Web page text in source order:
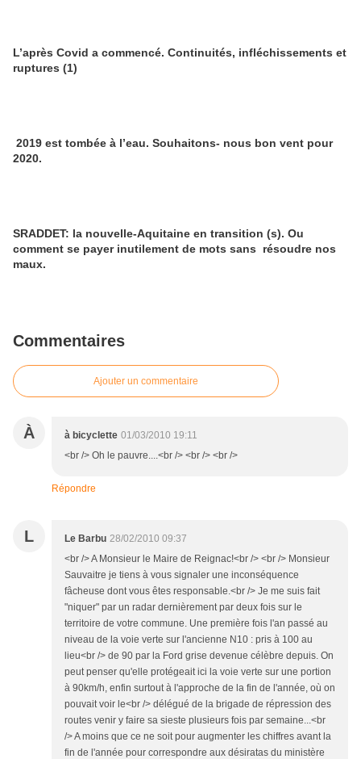
L’après Covid a commencé. Continuités, infléchissements et
ruptures (1)
2019 est tombée à l’eau. Souhaitons- nous bon vent pour
2020.
SRADDET: la nouvelle-Aquitaine en transition (s). Ou
comment se payer inutilement de mots sans résoudre nos
maux.
Commentaires
Ajouter un commentaire
À à bicyclette 01/03/2010 19:11
<br /> Oh le pauvre....<br /> <br /> <br />
Répondre
L Le Barbu 28/02/2010 09:37
<br /> A Monsieur le Maire de Reignac!<br /> <br /> Monsieur
Sauvaitre je tiens à vous signaler une inconséquence
fâcheuse dont vous êtes responsable.<br /> Je me suis fait
"niquer" par un radar dernièrement par deux fois sur le
territoire de votre commune. Une première fois l'an passé au
niveau de la voie verte sur l'ancienne N10 : pris à 100 au
lieu<br /> de 90 par la Ford grise devenue célèbre depuis. On
peut penser qu'elle protégeait ici la voie verte sur une portion
à 90km/h, enfin surtout à l'approche de la fin de l'année, où on
pouvait voir le<br /> délégué de la brigade de répression des
routes venir y faire sa sieste plusieurs fois par semaine...<br
/> A moins que ce ne soit pour augmenter les chiffres avant la
fin de l'année pour correspondre aux désiratas du ministère